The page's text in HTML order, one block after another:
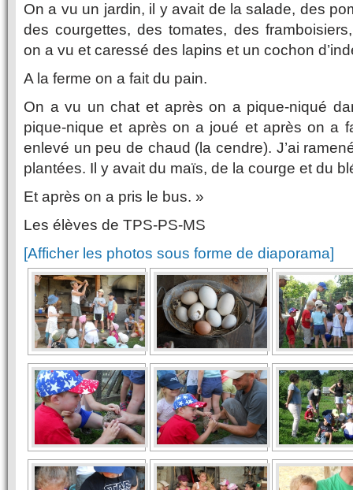
On a vu un jardin, il y avait de la salade, des
des courgettes, des tomates, des
on a vu et caressé des lapins et un cochon
A la ferme on a fait du pain.
On a vu un chat et après on a pique-niqué
pique-nique et après on a joué et après on a
enlevé un peu de chaud (la cendre). J’ai
plantées. Il y avait du maïs, de la courge et du
Et après on a pris le bus. »
Les élèves de TPS-PS-MS
[Afficher les photos sous forme de diaporama]